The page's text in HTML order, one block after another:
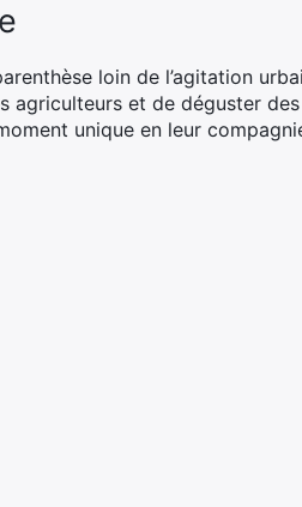
loin de l’agitation
agriculteurs et de déguster
unique en leur